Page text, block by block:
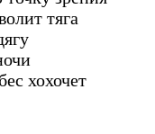
тяга
хохочет